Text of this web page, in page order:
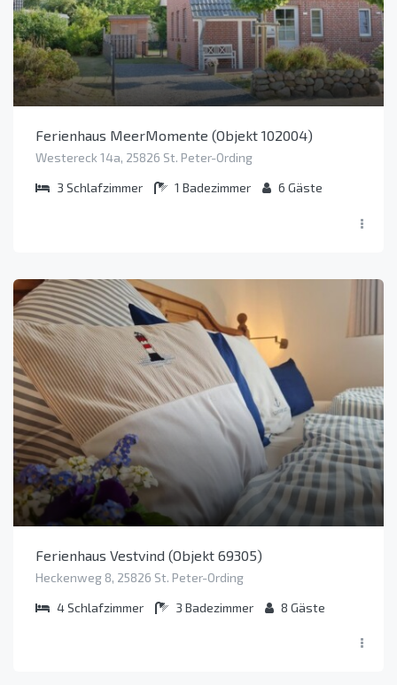
Ferienhaus MeerMomente (Objekt 102004)
Westereck 14a, 25826 St. Peter-Ording
3 Schlafzimmer 1 Badezimmer 6 Gäste
Ferienhaus Vestvind (Objekt 69305)
Heckenweg 8, 25826 St. Peter-Ording
4Schlafzimmer 3 Badezimmer 8 Gäste